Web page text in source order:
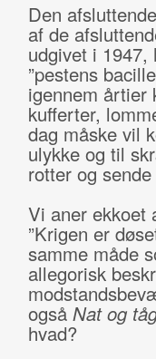
Den
af de
udgivet i 1947,
”pestens
igennem
kufferter,
dag måske vil
ulykke og til
rotter og
Vi aner ekkoet
”Krigen er
samme måde
allegorisk
også Nat og
hvad?